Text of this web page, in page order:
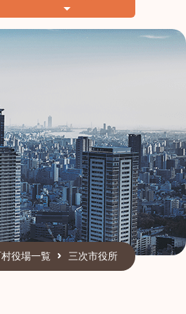
役場一覧 三次市役所